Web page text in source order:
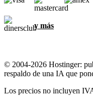
y más
© 2004-2026 Hostinger:
respaldo de una IA que
Los precios no incluyen